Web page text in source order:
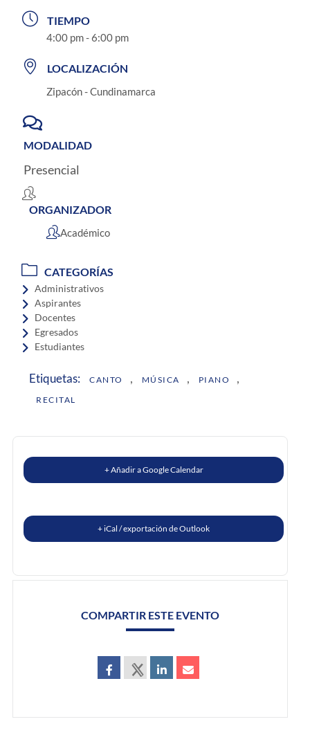
TIEMPO
4:00 pm - 6:00 pm
LOCALIZACIÓN
Zipacón - Cundinamarca
MODALIDAD
Presencial
ORGANIZADOR
Académico
CATEGORÍAS
Administrativos
Aspirantes
Docentes
Egresados
Estudiantes
Etiquetas: CANTO , MÚSICA , PIANO ,
RECITAL
+ Añadir a Google Calendar
+ iCal / exportación de Outlook
COMPARTIR ESTE EVENTO